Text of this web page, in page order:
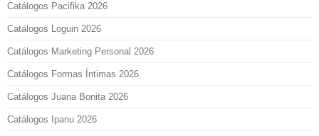
Catálogos Pacifika 2026
Catálogos Loguin 2026
Catálogos Marketing Personal 2026
Catálogos Formas Íntimas 2026
Catálogos Juana Bonita 2026
Catálogos Ipanu 2026